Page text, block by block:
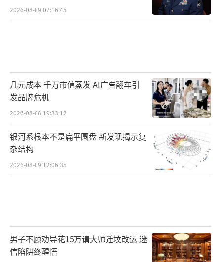
2026-08-09 07:16:45
几元成本 千万市值蒸发 AI广告翻车引
发品牌危机
2026-08-08 19:33:12
银河系根本不是扁平圆盘 新发现揭示复
杂结构
2026-08-09 12:06:35
男子不顾劝导花15万请大师迁坟改运 迷
信陷阱终醒悟